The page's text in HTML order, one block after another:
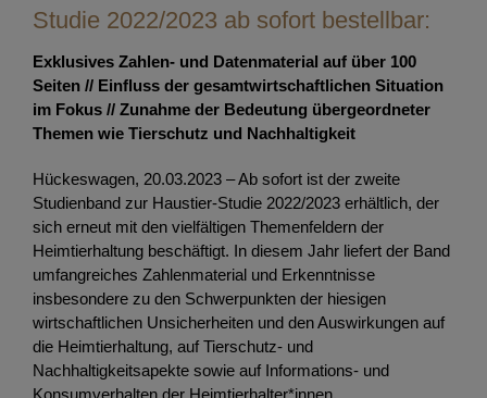
Studie 2022/2023 ab sofort bestellbar:
Exklusives Zahlen- und Datenmaterial auf über 100
Seiten // Einfluss der gesamtwirtschaftlichen Situation
im Fokus // Zunahme der Bedeutung übergeordneter
Themen wie Tierschutz und Nachhaltigkeit
Hückeswagen, 20.03.2023 – Ab sofort ist der zweite
Studienband zur Haustier-Studie 2022/2023 erhältlich, der
sich erneut mit den vielfältigen Themenfeldern der
Heimtierhaltung beschäftigt. In diesem Jahr liefert der Band
umfangreiches Zahlenmaterial und Erkenntnisse
insbesondere zu den Schwerpunkten der hiesigen
wirtschaftlichen Unsicherheiten und den Auswirkungen auf
die Heimtierhaltung, auf Tierschutz- und
Nachhaltigkeitsapekte sowie auf Informations- und